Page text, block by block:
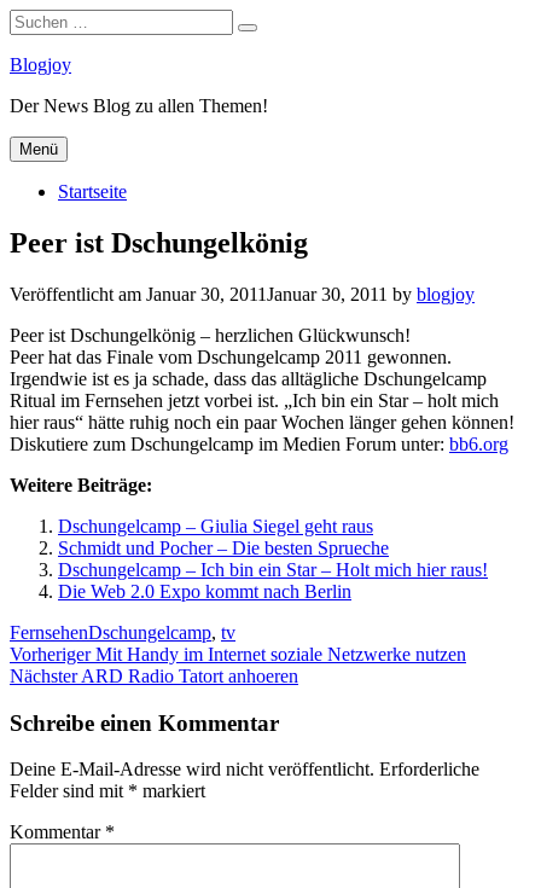
Suchen
nach:
Suchen
Zum
springen
Blogjoy
Der News Blog zu allen Themen!
Menü
Startseite
Peer ist Dschungelkönig
Veröffentlicht am Januar 30, 2011Januar 30, 2011 by blogjoy
Peer ist Dschungelkönig – herzlichen Glückwunsch!
Peer hat das Finale vom Dschungelcamp 2011 gewonnen.
Irgendwie ist es ja schade, dass das alltägliche Dschungelcamp
Ritual im Fernsehen jetzt vorbei ist. „Ich bin ein Star – holt mich
hier raus“ hätte ruhig noch ein paar Wochen länger gehen können!
Diskutiere zum Dschungelcamp im Medien Forum unter: bb6.org
Weitere Beiträge:
Dschungelcamp – Giulia Siegel geht raus
Schmidt und Pocher – Die besten Sprueche
Dschungelcamp – Ich bin ein Star – Holt mich hier raus!
Die Web 2.0 Expo kommt nach Berlin
Kategorien
FernsehenSchlagwörter
Dschungelcamp, tv
Beitragsnavigation
VorherigerVorheriger
Beitrag:
Mit Handy im Internet soziale Netzwerke nutzen
NächsterNächster
ARD Radio Tatort anhoeren
Schreibe einen Kommentar
Deine E-Mail-Adresse wird nicht veröffentlicht. Erforderliche
Felder sind mit * markiert
Kommentar *